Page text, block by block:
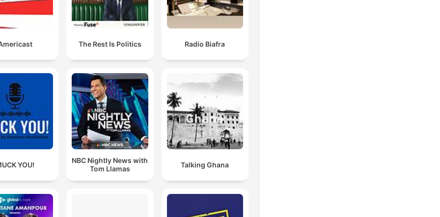
The Rest Is Politics Radio Biafra
YOU!
NBC Nightly News with
Tom Llamas
Talking Ghana